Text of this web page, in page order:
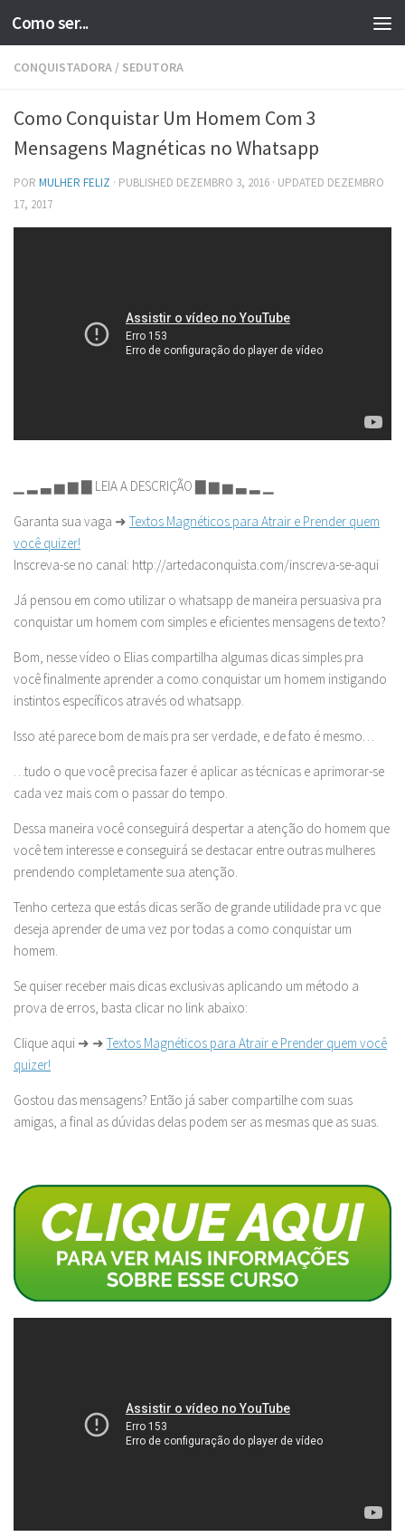
Skip to content
Como ser...
CONQUISTADORA / SEDUTORA
Como Conquistar Um Homem Com 3
Mensagens Magnéticas no Whatsapp
POR MULHER FELIZ · PUBLISHED DEZEMBRO 3, 2016 · UPDATED DEZEMBRO
17, 2017
▁ ▂ ▃ ▅ ▆ ▇ LEIA A DESCRIÇÃO ▇ ▆ ▅ ▃ ▂ ▁
Garanta sua vaga ➜ Textos Magnéticos para Atrair e Prender quem
você quizer!
Inscreva-se no canal: http://artedaconquista.com/inscreva-se-aqui
Já pensou em como utilizar o whatsapp de maneira persuasiva pra
conquistar um homem com simples e eficientes mensagens de texto?
Bom, nesse vídeo o Elias compartilha algumas dicas simples pra
você finalmente aprender a como conquistar um homem instigando
instintos específicos através od whatsapp.
Isso até parece bom de mais pra ser verdade, e de fato é mesmo…
…tudo o que você precisa fazer é aplicar as técnicas e aprimorar-se
cada vez mais com o passar do tempo.
Dessa maneira você conseguirá despertar a atenção do homem que
você tem interesse e conseguirá se destacar entre outras mulheres
prendendo completamente sua atenção.
Tenho certeza que estás dicas serão de grande utilidade pra vc que
deseja aprender de uma vez por todas a como conquistar um
homem.
Se quiser receber mais dicas exclusivas aplicando um método a
prova de erros, basta clicar no link abaixo:
Clique aqui ➜ ➜ Textos Magnéticos para Atrair e Prender quem você
quizer!
Gostou das mensagens? Então já saber compartilhe com suas
amigas, a final as dúvidas delas podem ser as mesmas que as suas.